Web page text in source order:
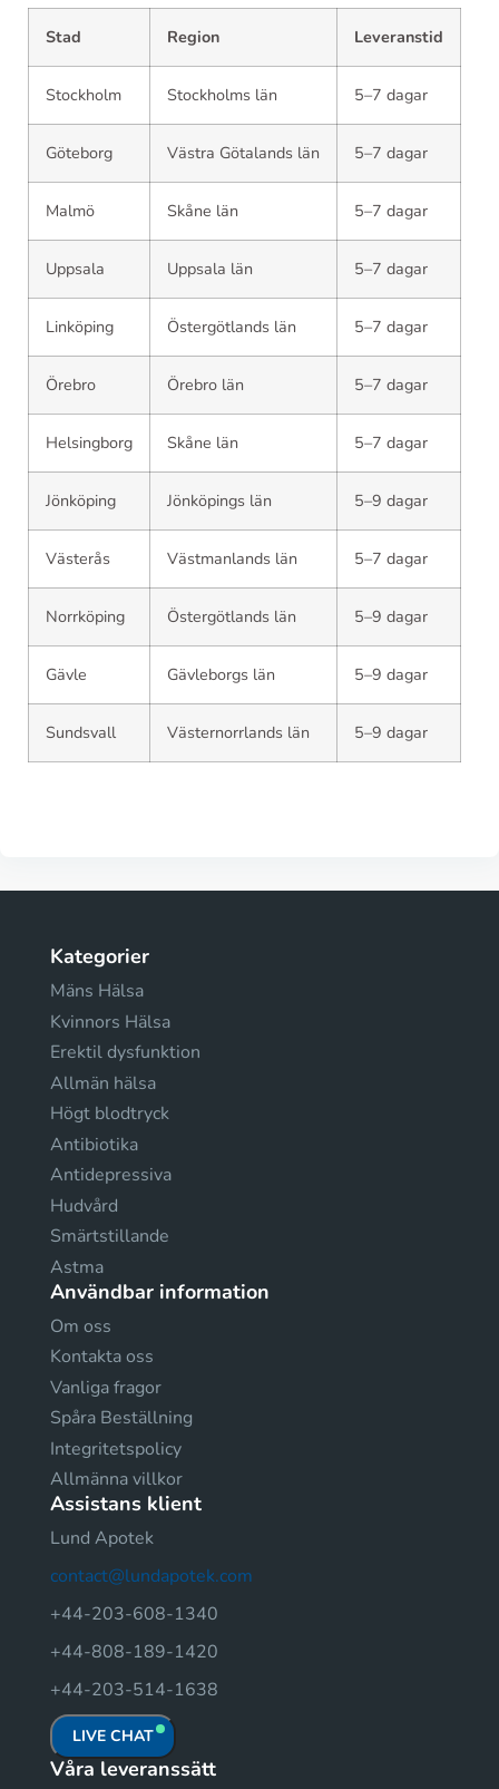
Stad Region Leveranstid
Stockholm Stockholms län 5–7 dagar
Göteborg Västra Götalands län 5–7 dagar
Malmö Skåne län 5–7 dagar
Uppsala Uppsala län 5–7 dagar
Linköping Östergötlands län 5–7 dagar
Örebro Örebro län 5–7 dagar
Helsingborg Skåne län 5–7 dagar
Jönköping Jönköpings län 5–9 dagar
Västerås Västmanlands län 5–7 dagar
Norrköping Östergötlands län 5–9 dagar
Gävle Gävleborgs län 5–9 dagar
Sundsvall Västernorrlands län 5–9 dagar
Kategorier
Mäns Hälsa
Kvinnors Hälsa
Erektil dysfunktion
Allmän hälsa
Högt blodtryck
Antibiotika
Antidepressiva
Hudvård
Smärtstillande
Astma
Användbar information
Om oss
Kontakta oss
Vanliga fragor
Spåra Beställning
Integritetspolicy
Allmänna villkor
Assistans klient
Lund Apotek
contact@lundapotek.com
+44-203-608-1340
+44-808-189-1420
+44-203-514-1638
LIVE CHAT
Våra leveranssätt